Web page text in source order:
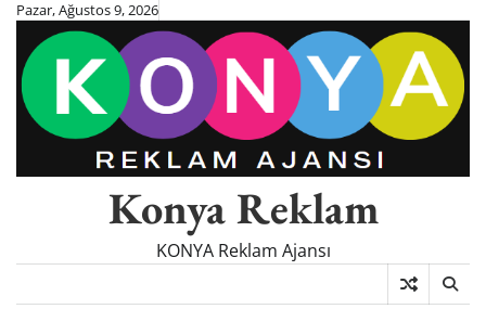
Skip
content
Pazar, Ağustos 9, 2026
Konya Reklam
KONYA Reklam Ajansı